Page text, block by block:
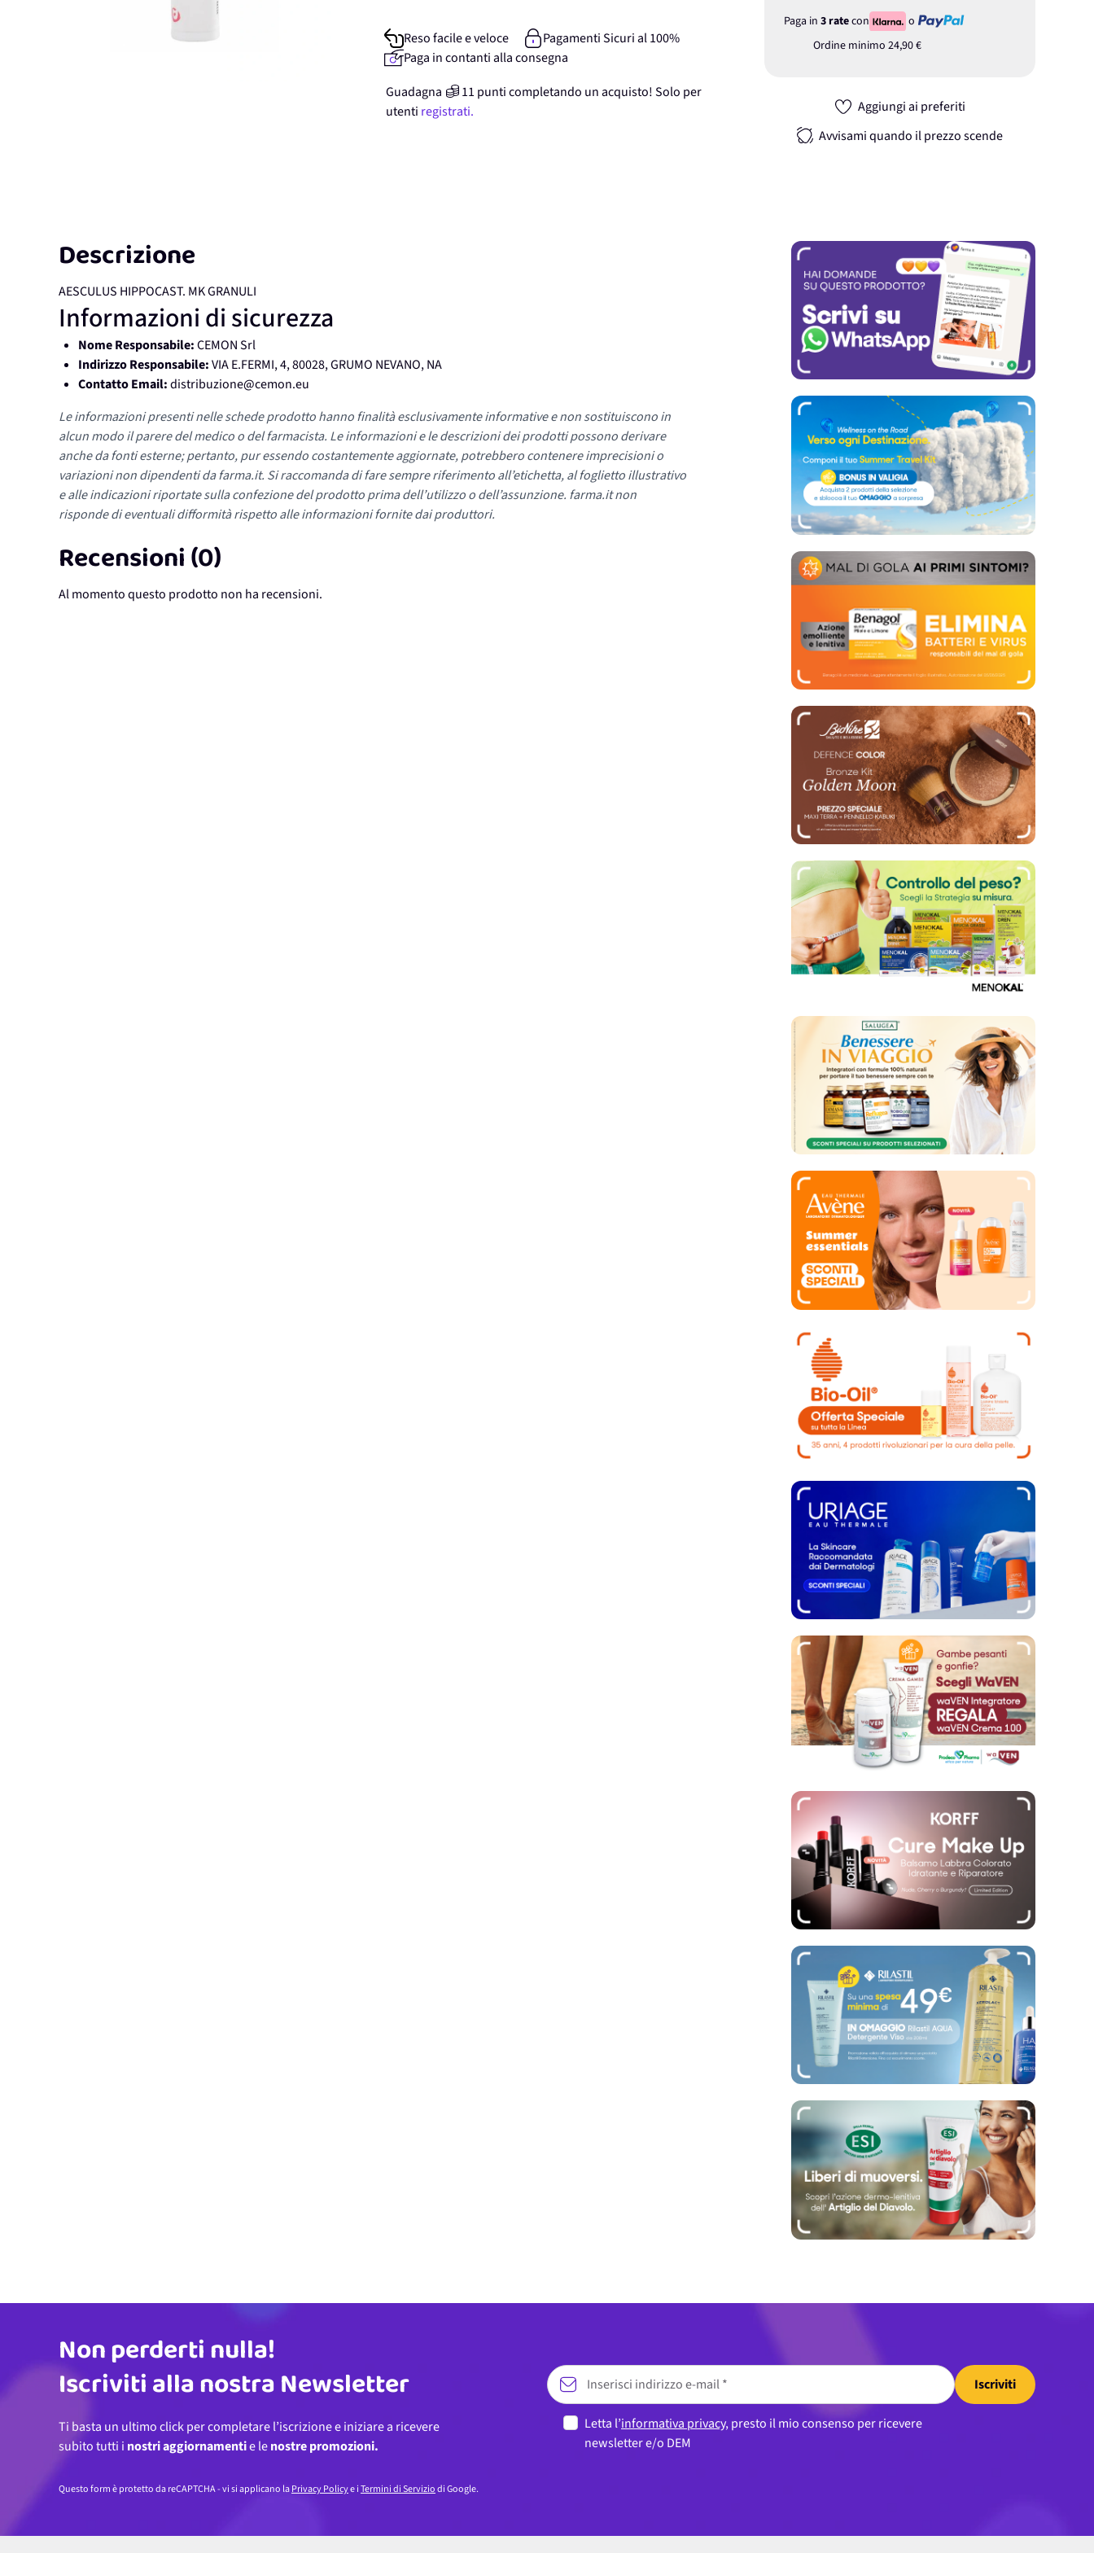
Paga in 3 ratecon
o
Ordine minimo 24,90 €
Aggiungi ai preferiti
Avvisami quando il prezzo scende
Reso facile e veloce
Pagamenti Sicuri al 100%
Paga in contanti alla consegna
Guadagna
11 punticompletando un acquisto! Solo per
utenti registrati.
Descrizione
AESCULUS HIPPOCAST. MK GRANULI
Informazioni di sicurezza
Nome Responsabile:CEMON Srl
Indirizzo Responsabile:VIA E.FERMI, 4, 80028, GRUMO NEVANO, NA
Contatto Email:distribuzione@cemon.eu
Le informazioni presenti nelle schede prodotto hanno finalità esclusivamente informative e non sostituiscono in
alcun modo il parere del medico o del farmacista. Le informazioni e le descrizioni dei prodotti possono derivare
anche da fonti esterne; pertanto, pur essendo costantemente aggiornate, potrebbero contenere imprecisioni o
variazioni non dipendenti da farma.it. Si raccomanda di fare sempre riferimento all’etichetta, al foglietto illustrativo
e alle indicazioni riportate sulla confezione del prodotto prima dell’utilizzo o dell’assunzione. farma.it non
risponde di eventuali difformità rispetto alle informazioni fornite dai produttori.
Recensioni (0)
Al momento questo prodotto non ha recensioni.
Indirizzo email
Non perderti nulla!
Iscriviti alla nostra Newsletter
Ti basta un ultimo click per completare l’iscrizione e iniziare a ricevere
subito tutti i nostri aggiornamentie lenostre promozioni.
Iscriviti
Letta l’informativa privacy, presto il mio consenso per ricevere
newsletter e/o DEM
Questo form è protetto da reCAPTCHA - vi si applicano laPrivacy Policye iTermini di Serviziodi Google.